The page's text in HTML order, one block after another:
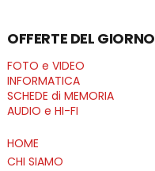
OFFERTE DEL GIORNO
FOTO e VIDEO
INFORMATICA
SCHEDE di MEMORIA
AUDIO e HI-FI
HOME
CHI SIAMO